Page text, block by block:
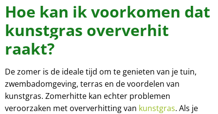
Hoe kan ik voorkomen dat
kunstgras oververhit
raakt?
De zomer is de ideale tijd om te genieten van je tuin,
zwembadomgeving, terras en de voordelen van
kunstgras. Zomerhitte kan echter problemen
veroorzaken met oververhitting van kunstgras. Als je